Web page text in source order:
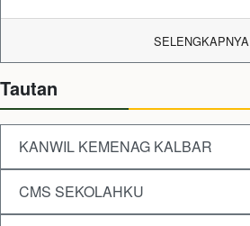
SELENGKAPNYA
Tautan
KANWIL KEMENAG KALBAR
CMS SEKOLAHKU